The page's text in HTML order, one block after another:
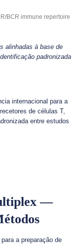
alinhadas à base de
padronizada
internacional para a
de células T,
entre estudos
—
a preparação de